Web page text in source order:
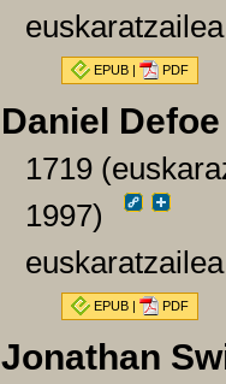
EPUB| PDF
Daniel
1719
1997)
EPUB| PDF
Jonathan